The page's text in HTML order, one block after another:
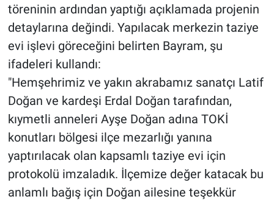
töreninin ardından yaptığı açıklamada projenin
detaylarına değindi. Yapılacak merkezin taziye
evi işlevi göreceğini belirten Bayram, şu
ifadeleri kullandı:
"Hemşehrimiz ve yakın akrabamız sanatçı Latif
Doğan ve kardeşi Erdal Doğan tarafından,
kıymetli anneleri Ayşe Doğan adına TOKİ
konutları bölgesi ilçe mezarlığı yanına
yaptırılacak olan kapsamlı taziye evi için
protokolü imzaladık. İlçemize değer katacak bu
anlamlı bağış için Doğan ailesine teşekkür